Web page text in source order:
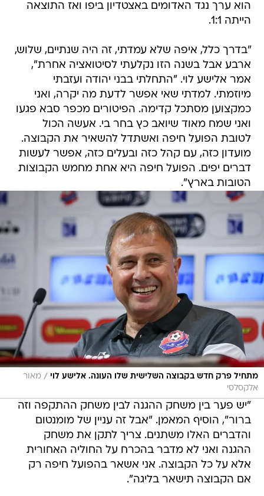
הוא ערך נגד האדומים באצטדיון ביפו ואז התוצאה
הייתה 1:1.
"בדרך כלל, איפה שלא עמדתי, זה היה שנתיים, שלוש,
ארבע אבל בשנה הזו נקלעתי לסיטואציה אחרת",
אמר אלישע לוי. "התחלתי בבני יהודה ועזבתי
מיוזמתי. למדתי שאי אפשר לדעת מה יקרה, ואני
כמקצוען מסתכל קדימה. הפיטורים מכפר סבא פגעו
ואני שמח מאוד שיואב כץ בחר בי. אעשה הכול
לטובת הפועל חיפה ואשתדל להשאיר את הקבוצה.
מועדון כזה, עם קהל כזה ובעלים כזה, אפשר לעשות
דברים יפים. הפועל חיפה היא אחת מחמש הקבוצות
הטובות בארץ".
מתחיל פרק חדש בקבוצה השלישית שלו העונה. אלישע לוי / מאור
אלקסלסי
"יש פער בין משחק ההגנה לבין משחק ההתקפה וזה
ברור", הוסיף המאמן. "אבל זה עניין של מומנטום
והדברים האלו משתנים. צריך לתקן את משחק
ההגנה ואני לא מדבר בהכרח על החוליה האחורית
אלא על כל הקבוצה. אני אשאר בהפועל חיפה רק
אם הקבוצה תישאר בליגה".